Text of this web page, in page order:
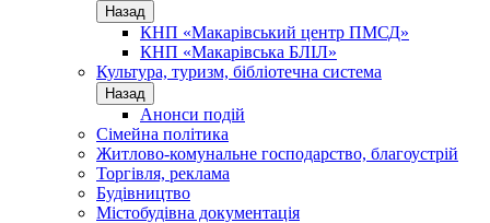
Назад
КНП «Макарівський центр ПМСД»
КНП «Макарівська БЛІЛ»
Культура, туризм, бібліотечна система
Назад
Анонси подій
Сімейна політика
Житлово-комунальне господарство, благоустрій
Торгівля, реклама
Будівництво
Містобудівна документація